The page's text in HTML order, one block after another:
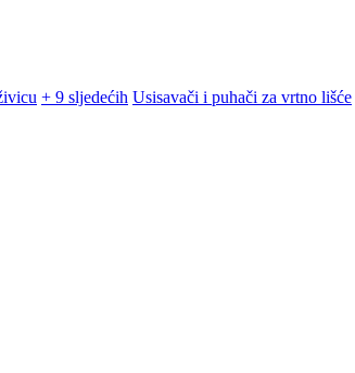
+ 9 sljedećih Usisavači i puhači za vrtno lišće